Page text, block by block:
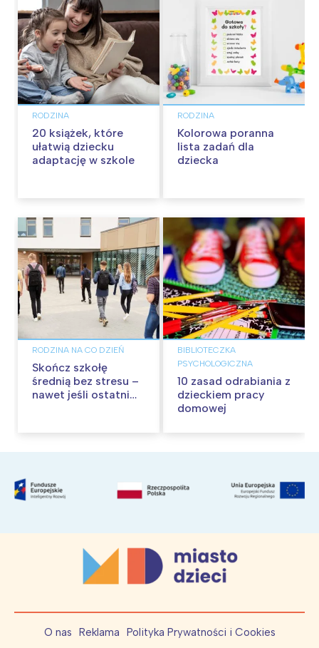
RODZINA
20 książek, które
ułatwią dziecku
adaptację w szkole
RODZINA
Kolorowa poranna
lista zadań dla
dziecka
RODZINA NA CO DZIEŃ
Skończ szkołę
średnią bez stresu –
nawet jeśli ostatni
BIBLIOTECZKA
PSYCHOLOGICZNA
10 zasad odrabiania z
dzieckiem pracy
domowej
O nas Reklama Polityka Prywatności i Cookies